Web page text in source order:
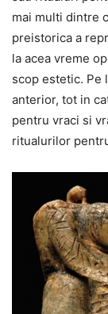
mai multi dintre
preistorica a
la acea vreme
scop estetic. Pe
anterior, tot in
pentru vraci si
ritualurilor